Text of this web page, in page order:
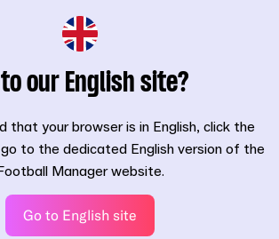
logolar, formalar ve oyuncu fotoğrafları
da kanıtladığı gibi, inanılmaz
doğru oyuncuları kazandırmaya
hikâyenize nereden başlayacaksınız?
bizi takip ederek ve mesaj
to our English site?
that your browser is in English, click the
to the dedicated English version of the
Manager website.
Go to English site